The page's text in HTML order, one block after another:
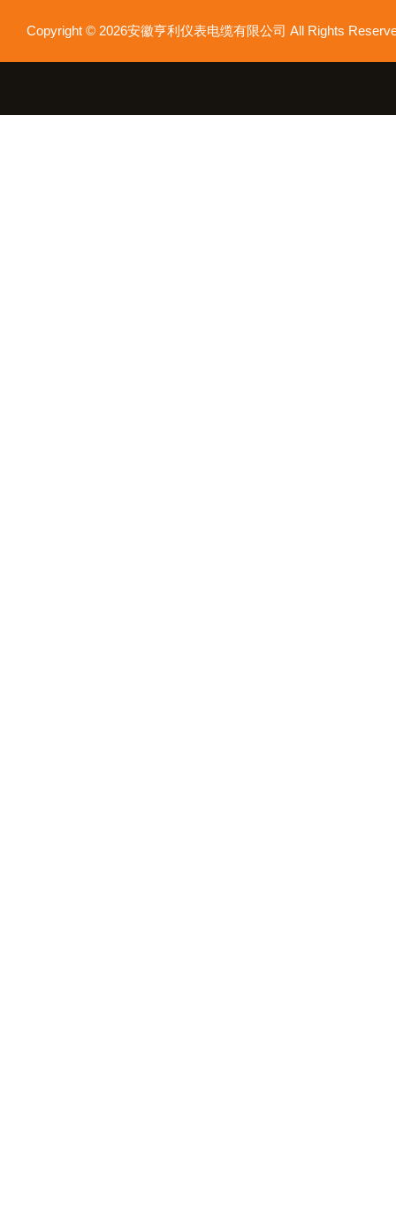
Copyright © 2026安徽亨利仪表电缆有限公司 All Rights